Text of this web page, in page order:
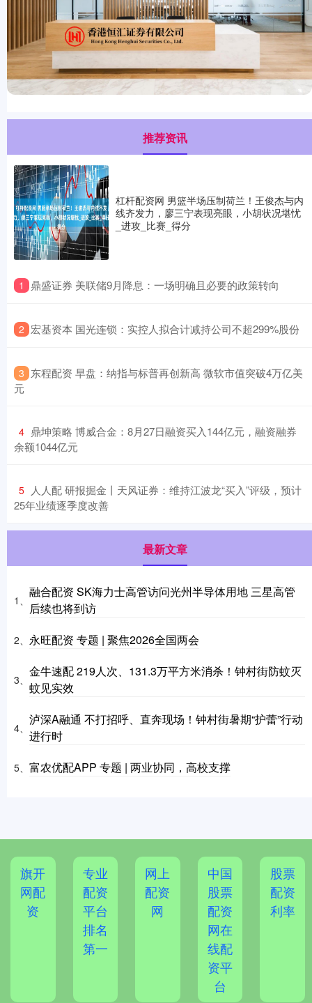
推荐资讯
杠杆配资网 男篮半场压制荷兰！王俊杰与内
线齐发力，廖三宁表现亮眼，小胡状况堪忧
_进攻_比赛_得分
1 ​鼎盛证券 美联储9月降息：一场明确且必要的政策转向
2 ​宏基资本 国光连锁：实控人拟合计减持公司不超299%股份
3 ​东程配资 早盘：纳指与标普再创新高 微软市值突破4万亿美
元
4 ​鼎坤策略 博威合金：8月27日融资买入144亿元，融资融券
余额1044亿元
5 ​人人配 研报掘金丨天风证券：维持江波龙“买入”评级，预计
25年业绩逐季度改善
最新文章
1、
融合配资 SK海力士高管访问光州半导体用地 三星高管
后续也将到访
2、 永旺配资 专题 | 聚焦2026全国两会
3、
金牛速配 219人次、131.3万平方米消杀！钟村街防蚊灭
蚊见实效
4、
泸深A融通 不打招呼、直奔现场！钟村街暑期“护蕾”行动
进行时
5、 富农优配APP 专题 | 两业协同，高校支撑
旗开
网配
资
专业
配资
平台
排名
第一
网上
配资
网
中国
股票
配资
网在
线配
资平
台
股票
配资
利率